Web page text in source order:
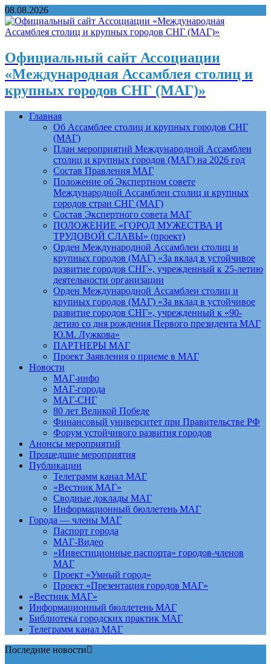
08.08.2026
Официальный сайт Ассоциации
«Международная Ассамблея столиц и
крупных городов СНГ (МАГ)»
Главная
Об Ассамблее столиц и крупных городов СНГ
(МАГ)
План мероприятий Международной Ассамблеи
столиц и крупных городов (МАГ) на 2026 год
Состав Правления МАГ
Положение об Экспертном совете
Международной Ассамблеи столиц и крупных
городов стран СНГ (МАГ)
Состав Экспертного совета МАГ
ПОЛОЖЕНИЕ «ГОРОД МУЖЕСТВА И
ТРУДОВОЙ СЛАВЫ» (проект)
Орден Международной Ассамблеи столиц и
крупных городов (МАГ) «За вклад в устойчивое
развитие городов СНГ», учрежденный к 25-летию
деятельности организации
Орден Международной Ассамблеи столиц и
крупных городов (МАГ) «За вклад в устойчивое
развитие городов СНГ», учрежденный к «90-
летию со дня рождения Первого президента МАГ
Ю.М. Лужкова»
ПАРТНЕРЫ МАГ
Проект Заявления о приеме в МАГ
Новости
МАГ-инфо
МАГ-города
МАГ-СНГ
80 лет Великой Победе
Финансовый университет при Правительстве РФ
Форум устойчивого развития городов
Анонсы мероприятий
Прошедшие мероприятия
Публикации
Телеграмм канал МАГ
«Вестник МАГ»
Сводные доклады МАГ
Информационный бюллетень МАГ
Города — члены МАГ
Паспорт города
МАГ-Видео
«Инвестиционные паспорта» городов-членов
МАГ
Проект «Умный город»
Проект «Презентация городов МАГ»
«Вестник МАГ»
Информационный бюллетень МАГ
Библиотека городских практик МАГ
Телеграмм канал МАГ
Последние новости